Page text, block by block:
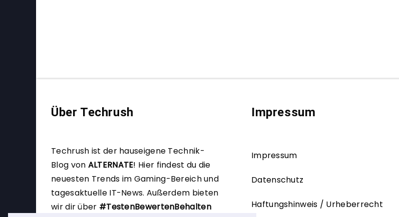
Über Techrush
Techrush ist der hauseigene Technik-
Blog von ALTERNATE! Hier findest du die
neuesten Trends im Gaming-Bereich und
tagesaktuelle IT-News. Außerdem bieten
wir dir über #TestenBewertenBehalten
Impressum
Impressum
Datenschutz
Haftungshinweis / Urheberrecht